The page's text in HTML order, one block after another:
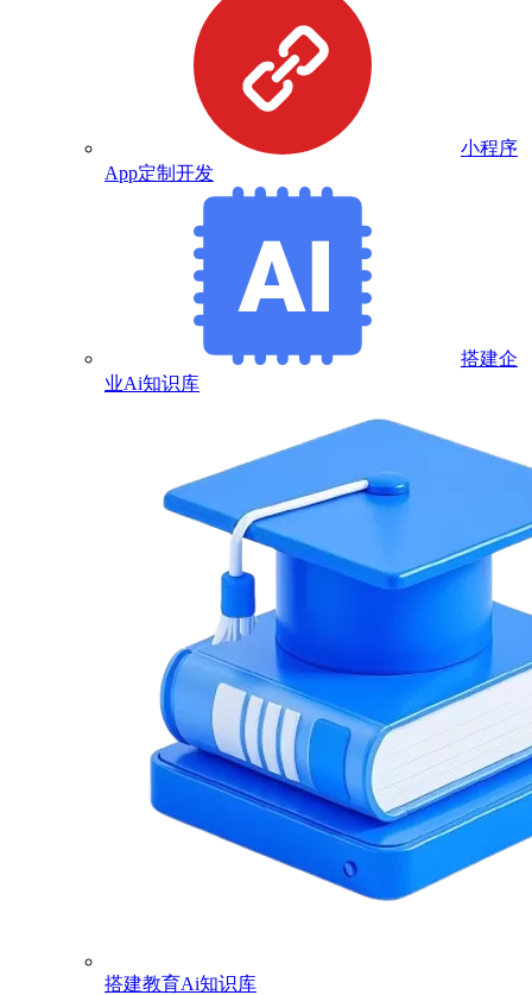
小程序
App定制开发
搭建企
业Ai知识库
搭建教育Ai知识库